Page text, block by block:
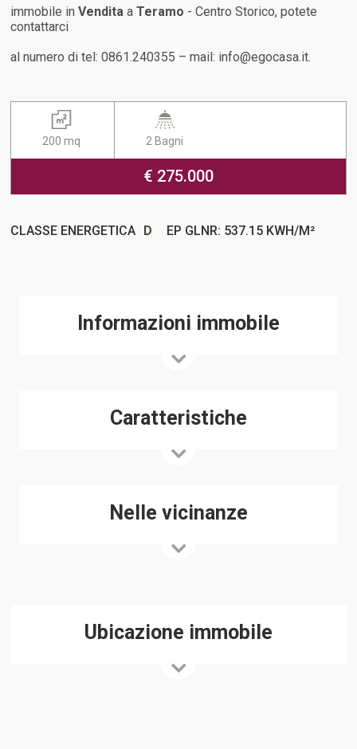
immobile inVendita aTeramo - Centro Storico, potete
contattarci
al numero di tel: 0861.240355 – mail: info@egocasa.it.
200 mq 2 Bagni
€ 275.000
CLASSE ENERGETICA D EP GLNR: 537.15 KWH/M²
Informazioni immobile
Caratteristiche
Nelle vicinanze
Ubicazione immobile